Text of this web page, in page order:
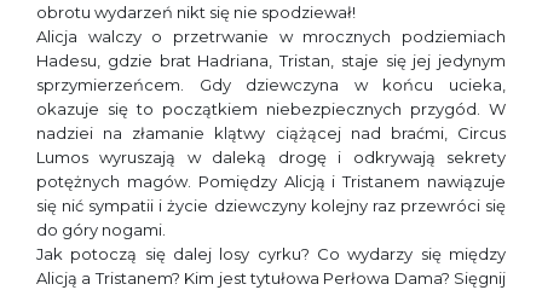
obrotu wydarzeń nikt się nie spodziewał!
Alicja walczy o przetrwanie w mrocznych podziemiach
Hadesu, gdzie brat Hadriana, Tristan, staje się jej jedynym
sprzymierzeńcem. Gdy dziewczyna w końcu ucieka,
okazuje się to początkiem niebezpiecznych przygód. W
nadziei na złamanie klątwy ciążącej nad braćmi, Circus
Lumos wyruszają w daleką drogę i odkrywają sekrety
potężnych magów. Pomiędzy Alicją i Tristanem nawiązuje
się nić sympatii i życie dziewczyny kolejny raz przewróci się
do góry nogami.
Jak potoczą się dalej losy cyrku? Co wydarzy się między
Alicją a Tristanem? Kim jest tytułowa Perłowa Dama? Sięgnij